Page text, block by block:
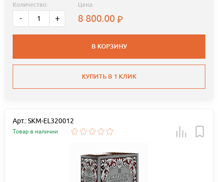
Количество:
- +
Цена:
8 800.00
В КОРЗИНУ
КУПИТЬ В 1 КЛИК
Арт.: SKM-EL320012
Товар в наличии